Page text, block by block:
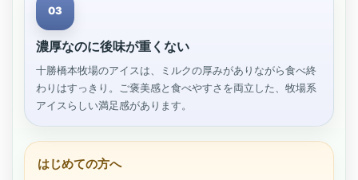
03
濃厚なのに後味が重くない
十勝橋本牧場のアイスは、ミルクの厚みがありながら食べ終
わりはすっきり。ご褒美感と食べやすさを両立した、牧場系
アイスらしい満足感があります。
はじめての方へ